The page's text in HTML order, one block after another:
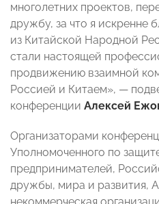
многолетних проектов,
дружбу, за что я искренне
из Китайской Народной
стали настоящей
продвижению взаимной
Россией и Китаем», —
конференции Алексей
Организаторами
Уполномоченного по
предпринимателей,
дружбы, мира и развития,